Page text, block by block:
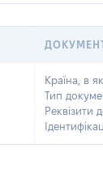
Країна, в
Тип
Реквізити